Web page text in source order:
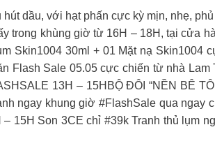
dầu, với hạt phấn cực kỳ mịn, nhẹ,
trong khùng giờ từ 16H – 18H, tại cửa
Skin1004 30ml + 01 Mặt nạ Skin1004
Flash Sale 05.05 cực chiến từ nhà Lam
13H – 15HBỘ ĐÔI “NỀN BÊ
ngay khung giờ #FlashSale qua ngay
15H Son 3CE chỉ #39k Tranh thủ lụm